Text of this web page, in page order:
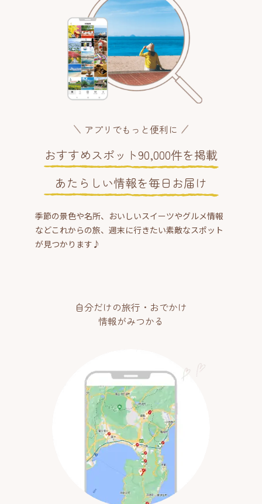
アプリでもっと便利に
おすすめスポット90,000件を掲載
あたらしい情報を毎日お届け
季節の景色や名所、おいしいスイーツやグルメ情報
などこれからの旅、週末に行きたい素敵なスポット
が見つかります♪
自分だけの旅行・おでかけ
情報がみつかる